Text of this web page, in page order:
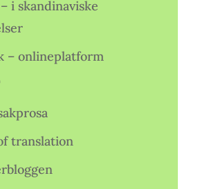
i skandinaviske
– onlineplatform
translation